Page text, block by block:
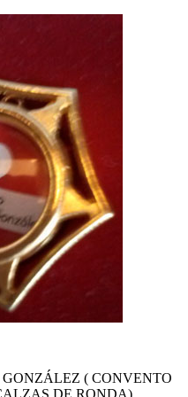
( CONVENTO
DE RONDA)